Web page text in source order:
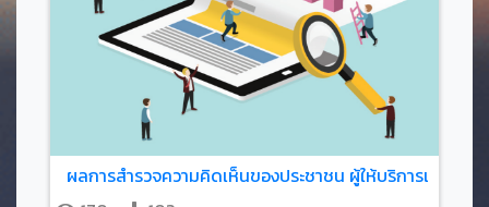
ผลการสำรวจความคิดเห็นของประชาชน ผู้ให้บริการและอ